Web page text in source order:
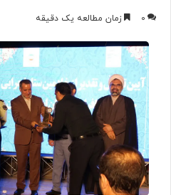
0 زمان مطالعه یک دقیقه